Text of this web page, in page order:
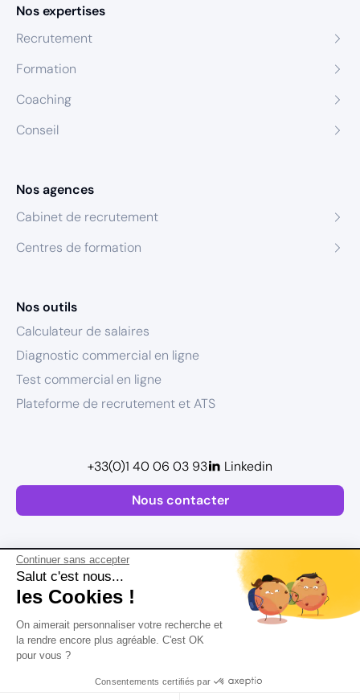
Continuer sans accepter
Salut c'est nous...
les Cookies !
On aimerait personnaliser votre recherche et
la rendre encore plus agréable. C'est OK
pour vous ?
Consentements certifiés par
Postuler
Nos expertises
Recrutement
Formation
Coaching
Conseil
Nos agences
Cabinet de recrutement
Centres de formation
Nos outils
Calculateur de salaires
Diagnostic commercial en ligne
Test commercial en ligne
Plateforme de recrutement et ATS
Nous contacter
+33(0)1 40 06 03 93 Linkedin
Plan de site
Mentions légales
Conditions Générales d’Utilisation
Version actualisée en
2026